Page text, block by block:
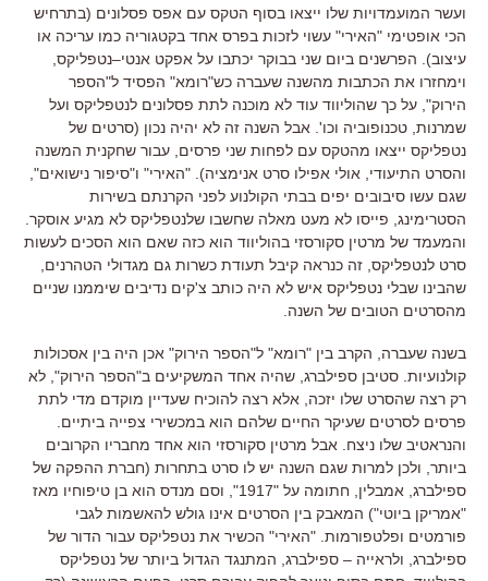
ועשר המועמדויות שלו ייצאו בסוף הטקס עם אפס פסלונים (בתרחיש
הכי אופטימי "האירי" עשוי לזכות בפרס אחד בקטגוריה כמו עריכה או
עיצוב). הפרשנים ביום שני בבוקר יכתבו על אפקט אנטי–נטפליקס
וימחזרו את הכתבות מהשנה שעברה כש"רומא" הפסיד ל"הספר
הירוק", על כך שהוליווד עוד לא מוכנה לתת פסלונים לנטפליקס ועל
שמרנות טכנופוביה וכו'. אבל השנה זה לא יהיה נכון (סרטים של
נטפליקס ייצאו מהטקס עם לפחות שני פרסים עבור שחקנית המשנה
והסרט התיעודי, אולי אפילו סרט אנימציה). "האירי" ו"סיפור נישואים",
שגם עשו סיבובים יפים בבתי הקולנוע לפני הקרנתם בשירות
הסטרימינג פייסו לא מעט מאלה שחשבו שלנטפליקס לא מגיע אוסקר
והמעמד של מרטין סקורסזי בהוליווד הוא כזה שאם הוא הסכים לעשות
סרט לנטפליקס זה כנראה קיבל תעודת כשרות גם מגדולי הטהרנים
שהבינו שבלי נטפליקס איש לא היה כותב צ'קים נדיבים שיממנו שניים
מהסרטים הטובים של השנה
בשנה שעברה הקרב בין "רומא" ל"הספר הירוק" אכן היה בין אסכולות
קולנועיות סטיבן ספילברג שהיה אחד המשקיעים ב"הספר הירוק", לא
רק רצה שהסרט שלו יזכה
אלא רצה להוכיח שעדיין מוקדם מדי לתת
פרסים לסרטים שעיקר החיים שלהם הוא במכשירי צפייה ביתיים
והנראטיב שלו ניצח
אבל מרטין סקורסזי הוא אחד מחבריו הקרובים
ביותר ולכן למרות שגם השנה יש לו סרט בתחרות (חברת ההפקה של
ספילברג אמבלין חתומה על "
1917
", וסם מנדס הוא בן טיפוחיו מאז
"אמריקן ביוטי") המאבק בין הסרטים אינו גולש להאשמות לגבי
פורמטים ופלטפורמות . "האירי" הכשיר את נטפליקס עבור הדור של
ספילברג ולראייה – ספילברג המתנגד הגדול ביותר של נטפליקס